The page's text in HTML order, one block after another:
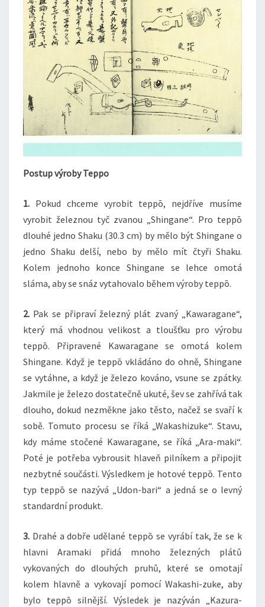
Postup výroby Teppo
1. Pokud chceme vyrobit teppō, nejdříve musíme
vyrobit železnou tyč zvanou „Shingane“. Pro teppō
dlouhé jedno Shaku (30.3 cm) by mělo být Shingane o
jedno Shaku delší, nebo by mělo mít čtyři Shaku.
Kolem jednoho konce Shingane se lehce omotá
sláma, aby se snáz vytahovalo během výroby teppō.
2. Pak se připraví železný plát zvaný „Kawaragane“,
který má vhodnou velikost a tloušťku pro výrobu
teppō. Připravené Kawaragane se omotá kolem
Shingane. Když je teppō vkládáno do ohně, Shingane
se vytáhne, a když je železo kováno, vsune se zpátky.
Jakmile je železo dostatečně ukuté, šev se zahřívá tak
dlouho, dokud nezměkne jako těsto, načež se svaří k
sobě. Tomuto procesu se říká „Wakashizuke“. Stavu,
kdy máme stočené Kawaragane, se říká „Ara-maki“.
Poté je potřeba vybrousit hlaveň pilníkem a připojit
nezbytné součásti. Výsledkem je hotové teppō. Tento
typ teppō se nazývá „Udon-bari“ a jedná se o levný
standardní produkt.
3. Drahé a dobře udělané teppō se vyrábí tak, že se k
hlavni Aramaki přidá mnoho železných plátů
vykovaných do dlouhých pruhů, které se omotají
kolem hlavně a vykovají pomocí Wakashi-zuke, aby
bylo teppō silnější. Výsledek je nazýván „Kazura-